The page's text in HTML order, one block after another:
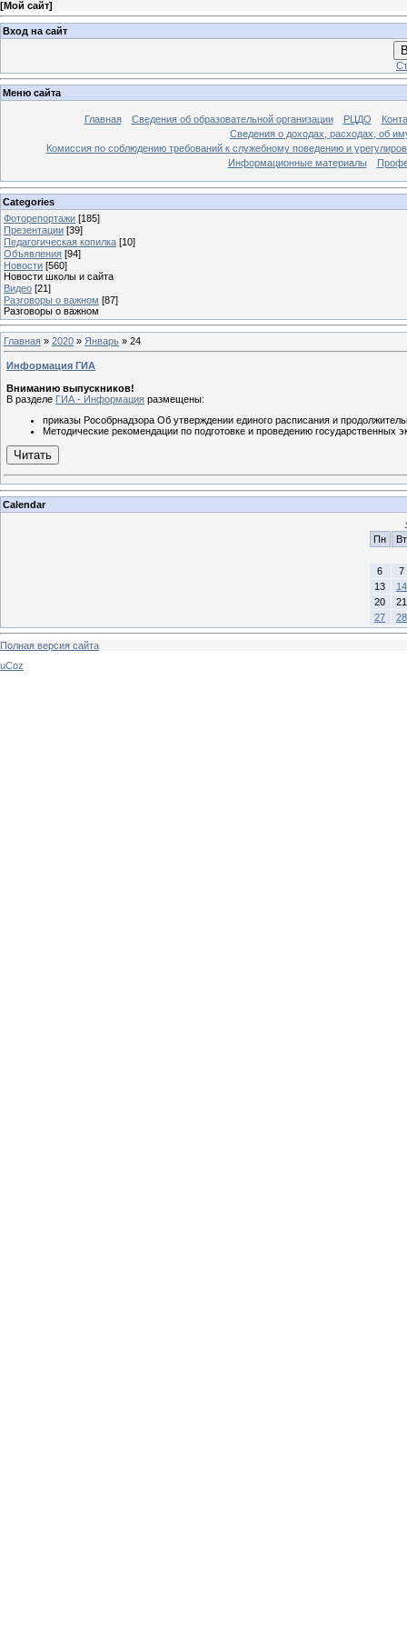
[Мой сайт]
Вход на сайт
Меню сайта
Главная Сведения об образовательной организации РЦДО
Сведения о доходах, расходах, об
Комиссия по соблюдению требований к служебному поведению и
Информационные материалы
Categories
Фоторепортажи [185]
Презентации [39]
Педагогическая копилка [10]
Объявления [94]
Новости [560]
Новости школы и сайта
Видео [21]
Разговоры о важном [87]
Разговоры о важном
Главная » 2020 » Январь » 24
Информация ГИА
Вниманию выпускников!
В разделе ГИА - Информация размещены:
приказы Рособрнадзора Об утверждении единого расписания и
Методические рекомендации по подготовке и проведению государственных
Читать
Calendar
Пн
Вт
6
7
13
14
20
21
27
28
Полная версия сайта
uCoz